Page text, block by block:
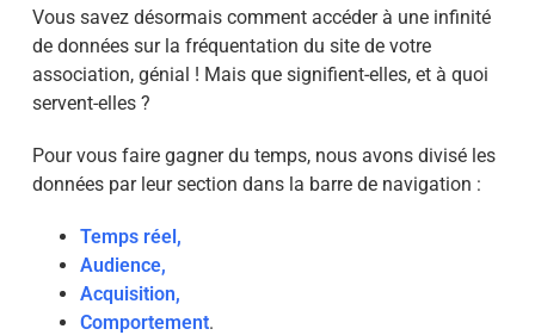
Vous savez désormais comment accéder à une infinité
de données sur la fréquentation du site de votre
association, génial ! Mais que signifient-elles, et à quoi
servent-elles ?
Pour vous faire gagner du temps, nous avons divisé les
données par leur section dans la barre de navigation :
Temps réel,
Audience,
Acquisition,
Comportement.